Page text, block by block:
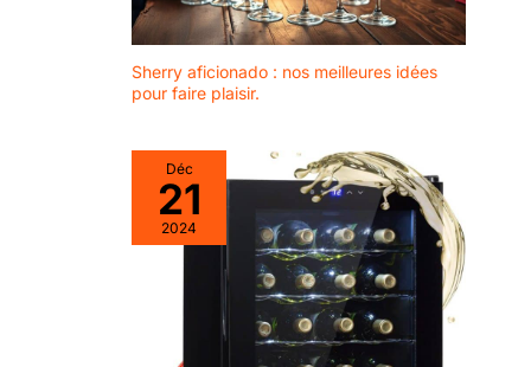
Sherry aficionado : nos meilleures idées
pour faire plaisir.
Déc
21
2024